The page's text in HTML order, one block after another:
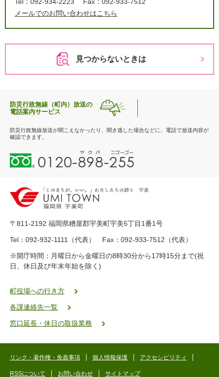
メールでのお問い合わせはこちら
見つからないときは
防災行政無線（町内）放送の
電話案内サービス
防災行政無線放送が聞こえなかったり、聞き逃した場合などに、電話で放送内容が
確認できます。
0
1
-
8
-
5
5
ク
二
ゴ
〒811-2192 福岡県糟屋郡宇美町宇美5丁目1番1号
Tel：092-932-1111（代表） Fax：092-933-7512（代表）
※開庁時間：月曜日から金曜日の8時30分から17時15分まで(祝
日、休日及び年末年始を除く)
町役場への行き方
各課連絡先一覧
窓口延長・休日の取扱業務
リンク・著作権・免責事項 個人情報保護 アクセシビリティ
RSSについて お問い合わせ サイトマップ